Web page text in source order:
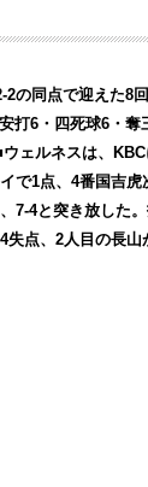
の同点で迎えた8
打6・四死球6・奪
ェルネスは、KBC
で1点、4番国吉
7-4と突き放した
点、2人目の長